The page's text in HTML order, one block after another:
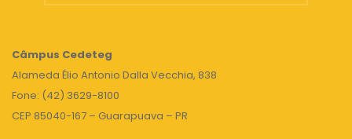
Câmpus Cedeteg
Alameda Élio Antonio Dalla Vecchia, 838
Fone: (42) 3629-8100
CEP 85040-167 – Guarapuava – PR